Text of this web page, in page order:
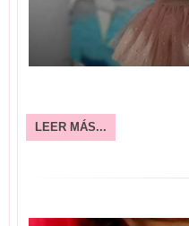
LEER MÁS...